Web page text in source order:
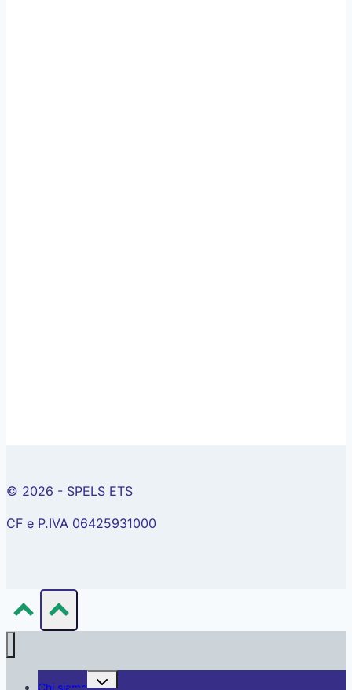
© 2026 - SPELS ETS
CF e P.IVA 06425931000
Chi siamo
Alterna